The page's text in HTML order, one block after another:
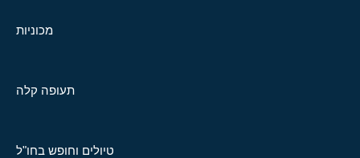
מכוניות
תעופה קלה
טיולים וחופש בחו"ל